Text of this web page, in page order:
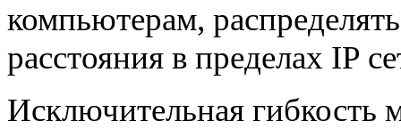
компьютерам,
расстояния в пределах IP
Исключительная гибкость